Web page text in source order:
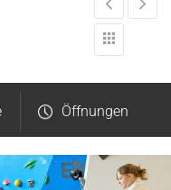
Öffnungen